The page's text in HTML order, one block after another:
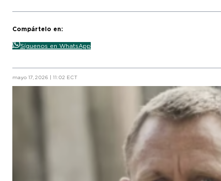
Compártelo en:
Síguenos en WhatsApp
mayo 17, 2026 | 11:02 ECT